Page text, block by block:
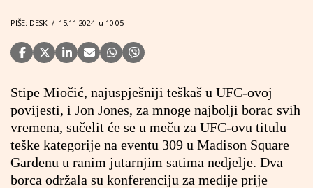
PIŠE: DESK / 15.11.2024. u 10:05
Stipe Miočić, najuspješniji teškaš u UFC-ovoj
povijesti, i Jon Jones, za mnoge najbolji borac svih
vremena, sučelit će se u meču za UFC-ovu titulu
teške kategorije na eventu 309 u Madison Square
Gardenu u ranim jutarnjim satima nedjelje. Dva
borca održala su konferenciju za medije prije